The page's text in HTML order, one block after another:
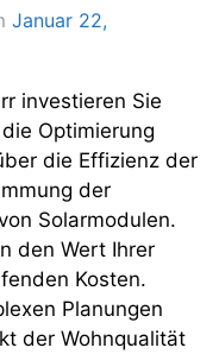
Januar 22,
investieren Sie
Optimierung
die Effizienz der
der
Solarmodulen.
den Wert Ihrer
Kosten.
Planungen
der Wohnqualität